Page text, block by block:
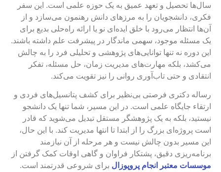
سال‌ها تحصیل و تعهد عمیق به یک حوزه علمی است. این سفر
فکری، دانشجویان را به مرزهای دانش رهنمون می‌سازد و از
آن‌ها انتظار می‌رود با خلق ایده‌ای نو یا ارائه راه‌حلی بدیع برای
یک مسئله موجود، سهمی ماندگار در پیشرفت علم داشته باشند.
این دوره نه تنها توانایی‌های پژوهشی و تحلیلی فرد را به چالش
می‌کشد، بلکه مهارت‌های مدیریت زمان، حل مسئله، تفکر
انتقادی و حتی تاب‌آوری روانی را نیز تقویت می‌کند.
رساله دکتری فرصتی بی‌نظیر برای کشف پتانسیل‌های فردی و
ارتقاء جایگاه علمی است. در این مسیر، شما تنها یک دانشجو
نیستید، بلکه به یک پژوهشگر مستقل تبدیل می‌شوید که قادر
است پروژه‌ای بزرگ را از ابتدا تا انتها مدیریت کند. با این حال،
این مسیر بدون چالش نیست و هر مرحله از آن نیازمند
برنامه‌ریزی دقیق، پشتکار فراوان و گاهی اوقات کمک گرفتن از
موسسات معتبر انجام پروپوزال برای شروعی قدرتمند است.